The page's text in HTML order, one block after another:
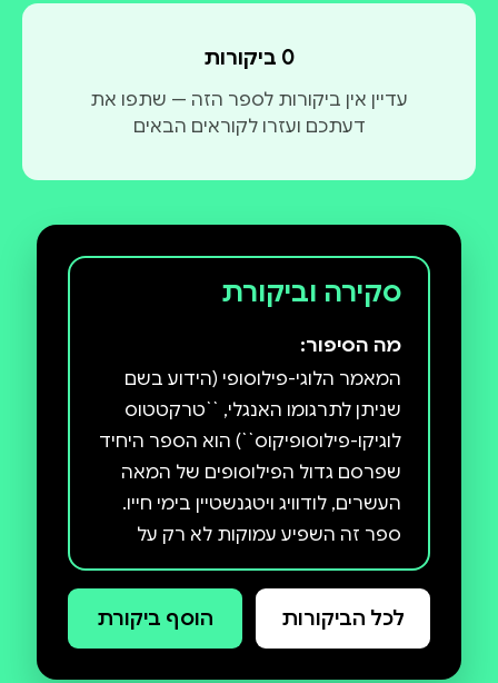
0 ביקורות
עדיין אין ביקורות לספר הזה — שתפו את
דעתכם ועזרו לקוראים הבאים
סקירה וביקורת
מה הסיפור:
המאמר הלוגי-פילוסופי (הידוע בשם
שניתן לתרגומו האנגלי, ``טרקטטוס
לוגיקו-פילוסופיקוס``) הוא הספר היחיד
שפרסם גדול הפילוסופים של המאה
העשרים, לודוויג ויטגנשטיין בימי חייו.
ספר זה השפיע עמוקות לא רק על
פילוסופים, אלא גם על מלחינים, ציירים,
משוררים וסופרים רבים. בגיבוש של
יהלום פורש כאן ויטגנשטיין תפיסת
לכל הביקורות הוסף ביקורת